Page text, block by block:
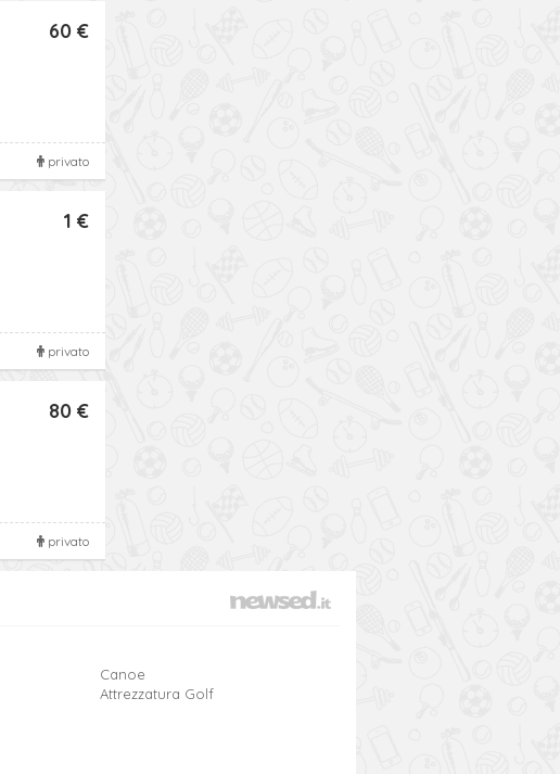
60 €
privato
1 €
privato
80 €
privato
Canoe
Attrezzatura Golf